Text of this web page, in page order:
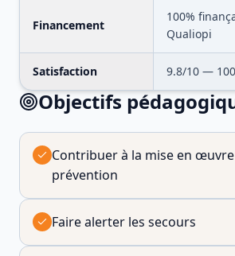
Financement
100%
Qualiopi
Satisfaction 9.8/10 — 100
Objectifs
Contribuer à la mise en
prévention
Faire alerter les secours